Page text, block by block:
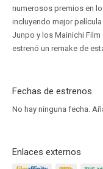
numerosos premios en
incluyendo mejor
Junpo y los Mainichi Film
estrenó un remake de
Fechas de estrenos
No hay ninguna fecha.
Enlaces externos